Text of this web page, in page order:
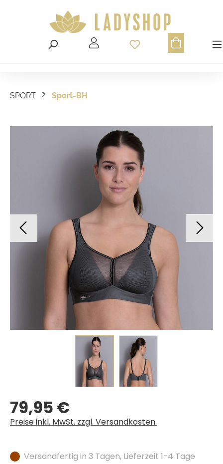
Du hast 0
SPORT Sport-BH
Bildergalerie überspringen
Regulärer Preis:
79,95 €
Preise inkl. MwSt. zzgl. Versandkosten.
Versandfertig in 3 Tagen, Lieferzeit 1-4 Tage